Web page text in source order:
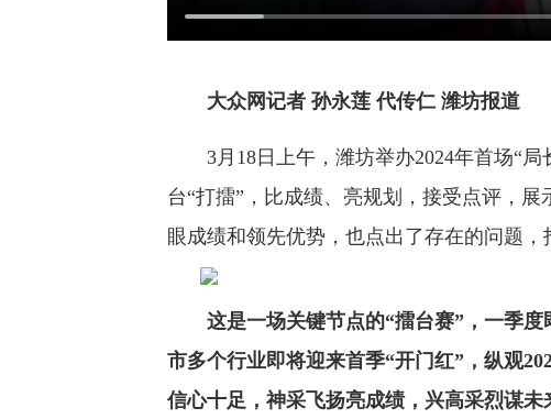
大众网记者 孙永莲 代传仁 潍坊报道
3月18日上午，潍坊举办2024年首场“局
台“打擂”，比成绩、亮规划，接受点评，
眼成绩和领先优势，也点出了存在的问题，
这是一场关键节点的“擂台赛”，一季
市多个行业即将迎来首季“开门红”，纵观
信心十足，神采飞扬亮成绩，兴高采烈谋未